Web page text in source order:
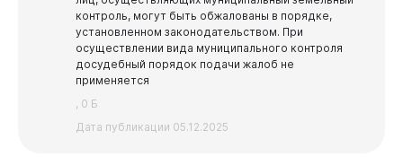
контроль, могут быть обжалованы в порядке,
установленном законодательством. При
осуществлении вида муниципального контроля
досудебный порядок подачи жалоб не
применяется
, 0 Б
Дата публикации 05.12.2025